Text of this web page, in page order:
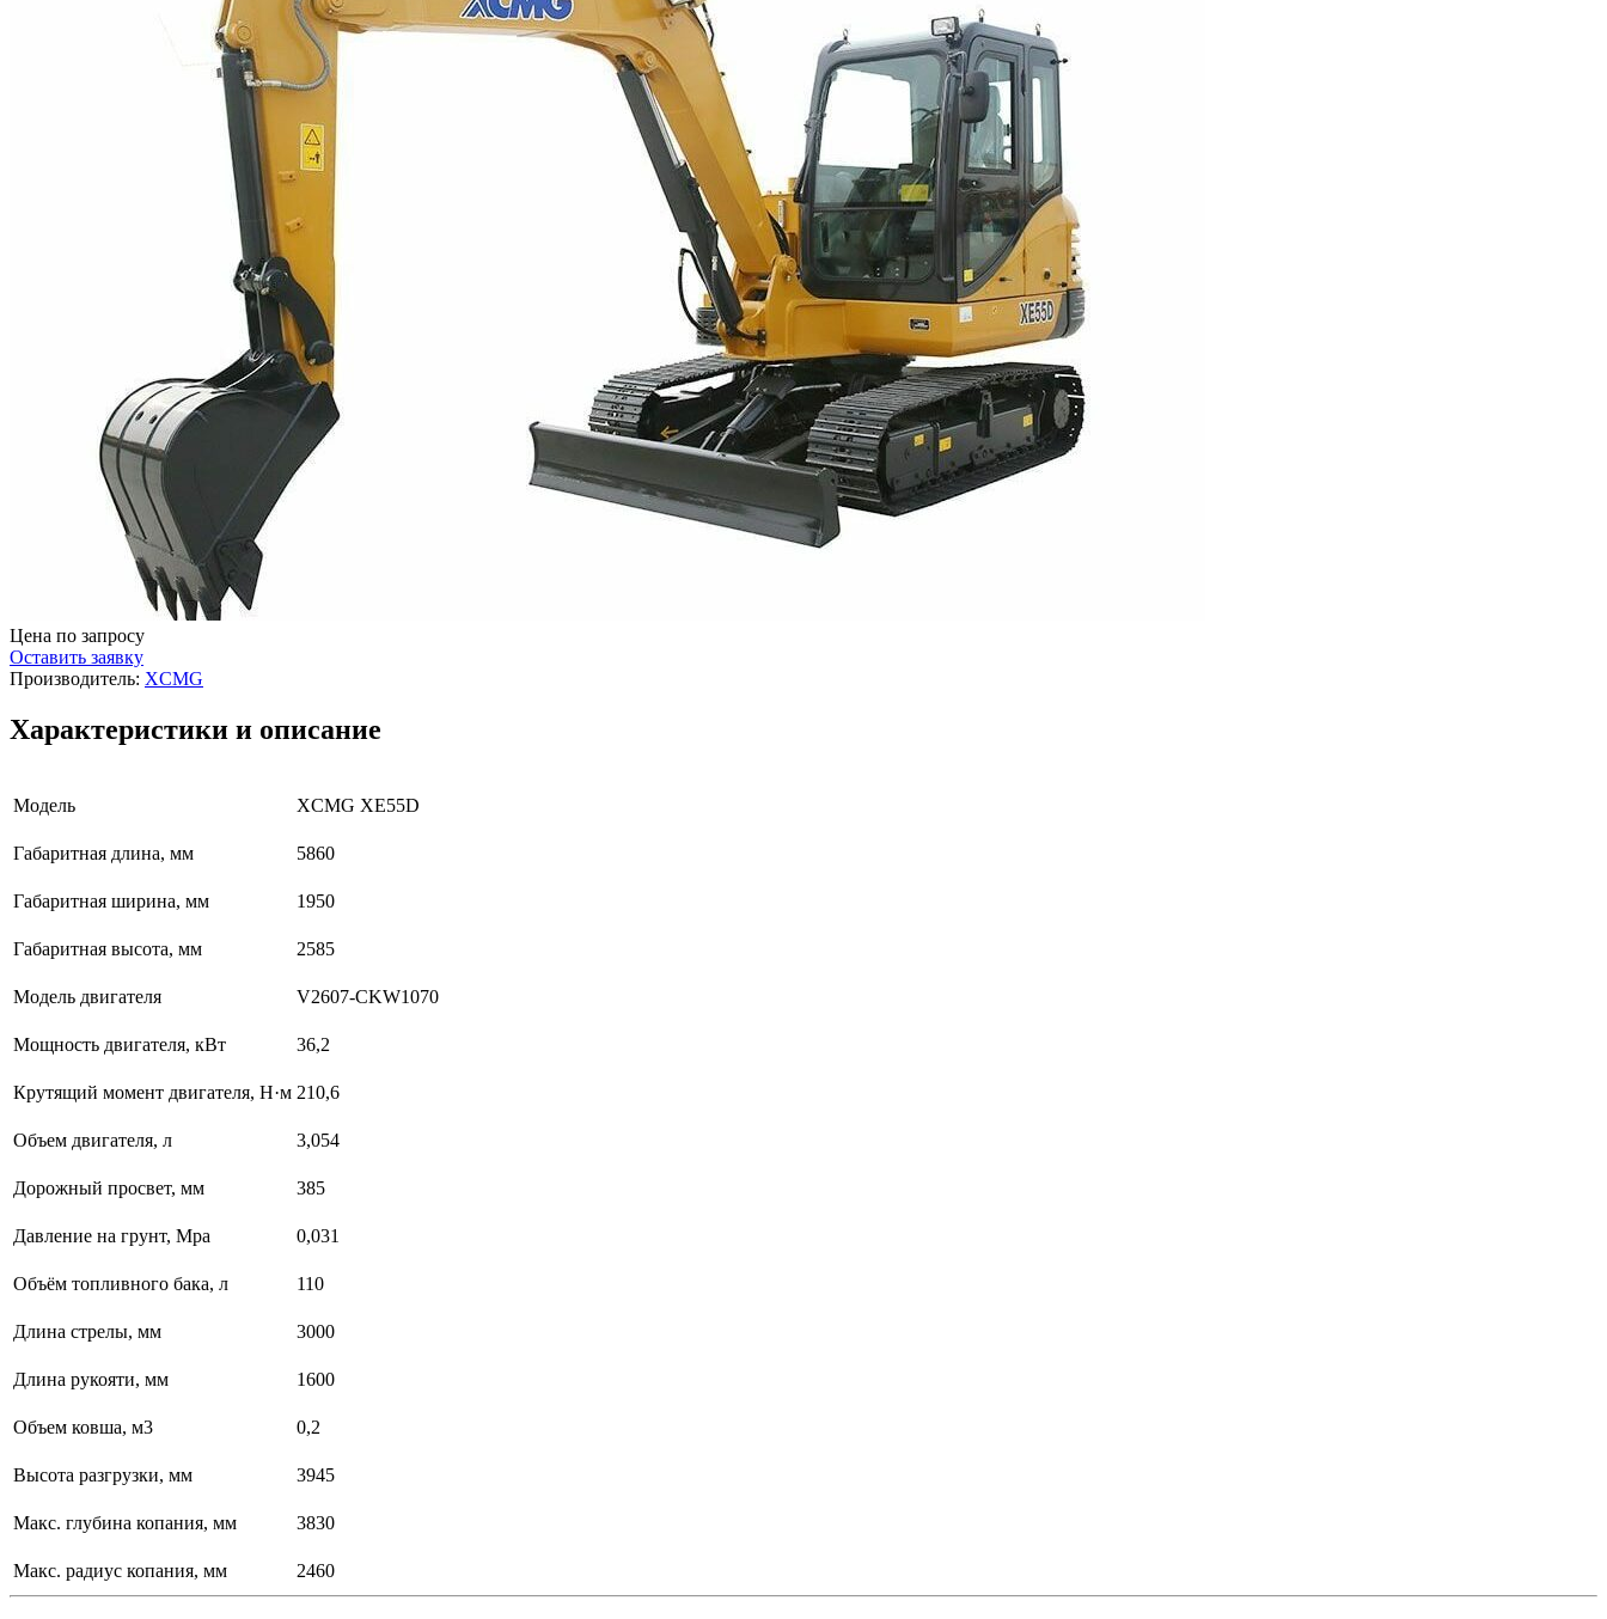
Цена по запросу
Оставить заявку
Производитель: XCMG
Характеристики и описание
Модель XCMG XE55D
Габаритная длина, мм 5860
Габаритная ширина, мм 1950
Габаритная высота, мм 2585
Модель двигателя V2607-CKW1070
Мощность двигателя, кВт 36,2
Крутящий момент двигателя, Н·м 210,6
Объем двигателя, л 3,054
Дорожный просвет, мм 385
Давление на грунт, Mpa 0,031
Объём топливного бака, л 110
Длина стрелы, мм 3000
Длина рукояти, мм 1600
Объем ковша, м3 0,2
Высота разгрузки, мм 3945
Макс. глубина копания, мм 3830
Макс. радиус копания, мм 2460